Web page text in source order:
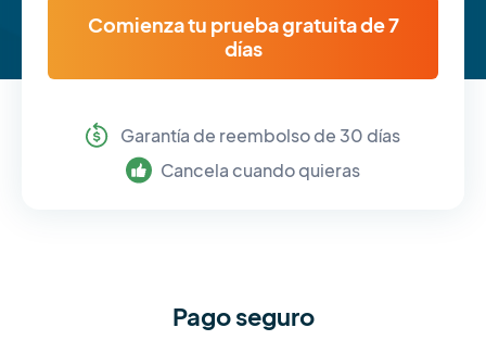
Comienza tu prueba gratuita de 7
días
Garantía de reembolso de 30 días
Cancela cuando quieras
Pago seguro